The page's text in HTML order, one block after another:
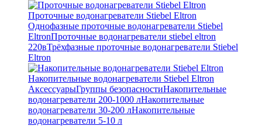
Проточные водонагреватели Stiebel Eltron
Однофазные проточные водонагреватели Stiebel
EltronПроточные водонагреватели stiebel eltron
220вТрёхфазные проточные водонагреватели Stiebel
Eltron
Накопительные водонагреватели Stiebel Eltron
АксессуарыГруппы безопасностиНакопительные
водонагреватели 200-1000 лНакопительные
водонагреватели 30-200 лНакопительные
водонагреватели 5-10 л